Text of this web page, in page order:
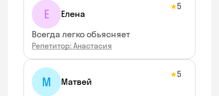
Е Елена
★5
Всегда легко обьясняет
Репетитор: Анастасия
М Матвей
★5